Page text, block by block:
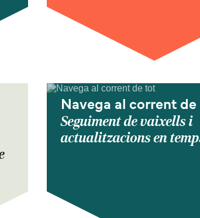
Navega al corrent
Seguiment de vaixells i
actualitzacions en